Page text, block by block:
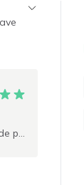
doctor